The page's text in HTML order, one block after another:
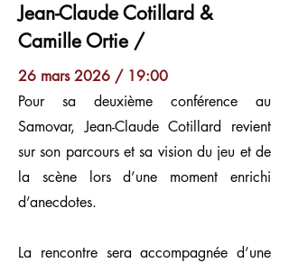
Jean-Claude Cotillard &
Camille Ortie /
26 mars 2026 / 19:00
Pour sa deuxième conférence au
Samovar, Jean-Claude Cotillard revient
sur son parcours et sa vision du jeu et de
la scène lors d’une moment enrichi
d’anecdotes.
La rencontre sera accompagnée d’une